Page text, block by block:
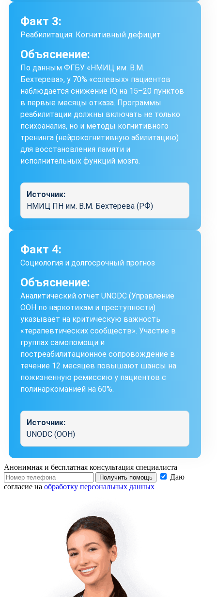
Факт 3:
Реабилитация: Когнитивный дефицит
Объяснение:
По данным ФГБУ «НМИЦ им. В.М.
Бехтерева», у 70% «солевых» пациентов
наблюдается снижение IQ на 15–20 пунктов
в первые месяцы отказа. Программы
реабилитации должны включать не только
психоанализ, но и методы когнитивного
тренинга (нейрокогнитивную абилитацию)
для восстановления памяти и
исполнительных функций мозга.
Источник:
НМИЦ ПН им. В.М. Бехтерева (РФ)
Факт 4:
Социология и долгосрочный прогноз
Объяснение:
Аналитический отчет UNODC (Управление
ООН по наркотикам и преступности)
указывает на критическую важность
«терапевтических сообществ». Участие в
группах самопомощи и
постреабилитационное сопровождение в
течение 12 месяцев повышают шансы на
пожизненную ремиссию у пациентов с
полинаркоманией на 60%.
Источник:
UNODC (ООН)
Анонимная и бесплатная консультация специалиста
Получить помощь
Даю
согласие на обработку персональных данных